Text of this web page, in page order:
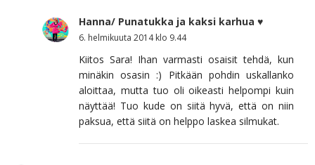
Hanna/ Punatukka ja kaksi karhua ♥
6. helmikuuta 2014 klo 9.44
Kiitos Sara! Ihan varmasti osaisit tehdä, kun
minäkin osasin :) Pitkään pohdin uskallanko
aloittaa, mutta tuo oli oikeasti helpompi kuin
näyttää! Tuo kude on siitä hyvä, että on niin
paksua, että siitä on helppo laskea silmukat.